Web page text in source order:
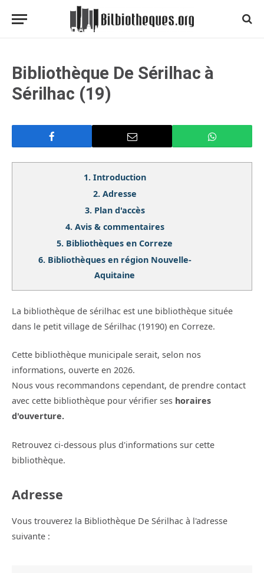
Bibliothèque De Sérilhac à
Sérilhac (19)
1. Introduction
2. Adresse
3. Plan d'accès
4. Avis & commentaires
5. Bibliothèques en Correze
6. Bibliothèques en région Nouvelle-
Aquitaine
La bibliothèque de sérilhac est une bibliothèque située
dans le petit village de Sérilhac (19190) en Correze.
Cette bibliothèque municipale serait, selon nos
informations, ouverte en 2026.
Nous vous recommandons cependant, de prendre contact
avec cette bibliothèque pour vérifier ses horaires
d'ouverture.
Retrouvez ci-dessous plus d'informations sur cette
bibliothèque.
Adresse
Vous trouverez la Bibliothèque De Sérilhac à l'adresse
suivante :